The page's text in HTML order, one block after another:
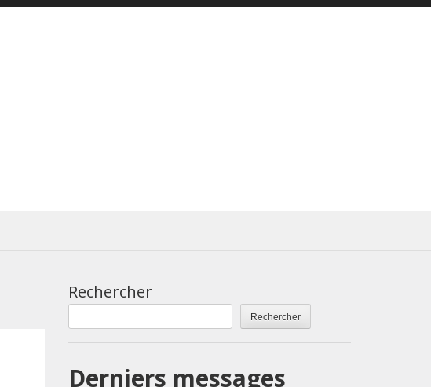
Rechercher
Rechercher
Derniers messages